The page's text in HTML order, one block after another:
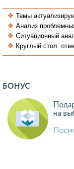
Темы
Анализ
Ситуационный
Круглый стол:
БОНУС
на